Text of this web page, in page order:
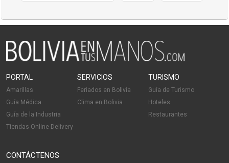
PORTAL
Amarillas
Guía Médica
Guía de la Industria
Tiendas Online Delivery
SERVICIOS
Feriados en Bolivia
Clima en Bolivia
TURISMO
Guía de Turismo
Hoteles
Restaurantes
CONTÁCTENOS